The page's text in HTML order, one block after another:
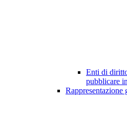
Enti di
pubblicare
Rappresentazione